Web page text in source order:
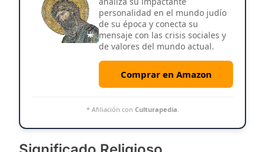
personalidad en el mundo judío
de su época y conecta su
mensaje con las crisis sociales y
de valores del mundo actual.
Comprar en Amazon
* Afiliación con Culturapedia.